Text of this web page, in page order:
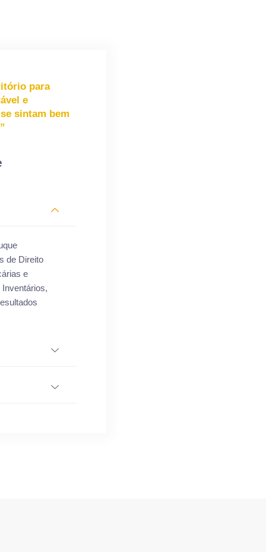
para
e
sintam bem
de Direito
e